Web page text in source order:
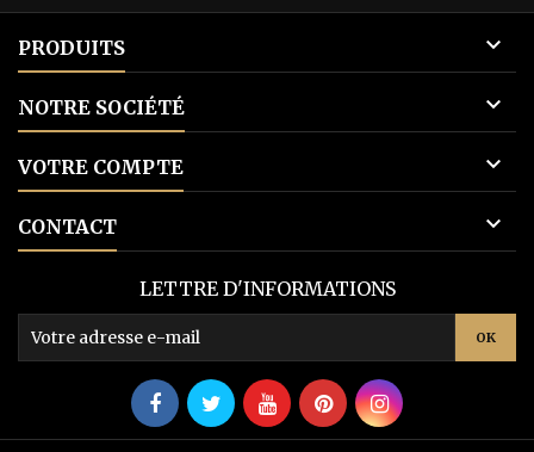
PRODUITS 
NOTRE SOCIÉTÉ 
VOTRE COMPTE 
CONTACT 
LETTRE D'INFORMATIONS